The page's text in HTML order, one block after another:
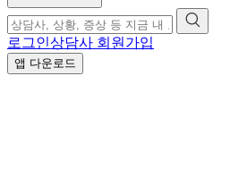
로그인상담사 회원가입
앱 다운로드